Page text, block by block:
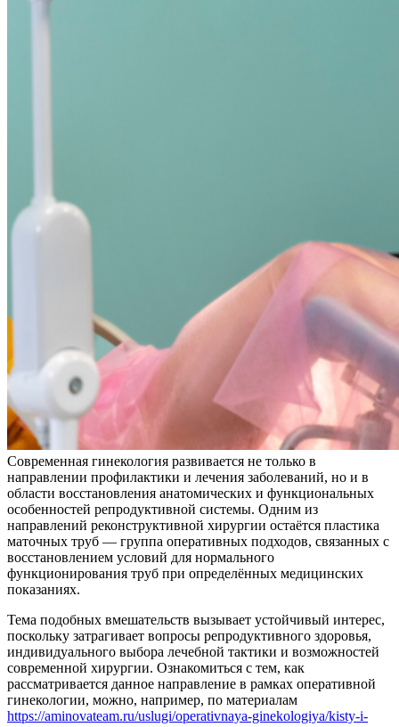
Современная гинекология развивается не только в
направлении профилактики и лечения заболеваний, но и в
области восстановления анатомических и функциональных
особенностей репродуктивной системы. Одним из
направлений реконструктивной хирургии остаётся пластика
маточных труб — группа оперативных подходов, связанных с
восстановлением условий для нормального
функционирования труб при определённых медицинских
показаниях.
Тема подобных вмешательств вызывает устойчивый интерес,
поскольку затрагивает вопросы репродуктивного здоровья,
индивидуального выбора лечебной тактики и возможностей
современной хирургии. Ознакомиться с тем, как
рассматривается данное направление в рамках оперативной
гинекологии, можно, например, по материалам
https://aminovateam.ru/uslugi/operativnaya-ginekologiya/kisty-i-